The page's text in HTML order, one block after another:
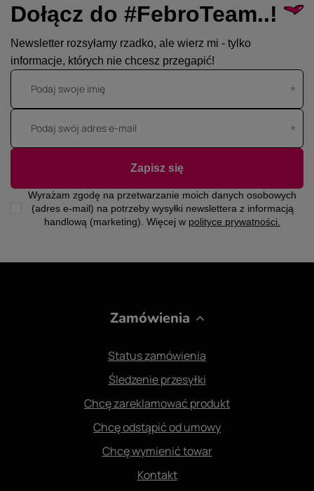
Dołącz do #FebroTeam..!
Newsletter rozsyłamy rzadko, ale wierz mi - tylko
informacje, których nie chcesz przegapić!
Podaj swoje imię
Podaj swój adres e-mail
Wyrażam zgodę na przetwarzanie moich danych osobowych
(adres e-mail) na potrzeby wysyłki newslettera z informacją
handlową (marketing). Więcej w polityce prywatności.
Zapisz się
Zamówienia
Status zamówienia
Śledzenie przesyłki
Chcę zareklamować produkt
Chcę odstąpić od umowy
Chcę wymienić towar
Kontakt